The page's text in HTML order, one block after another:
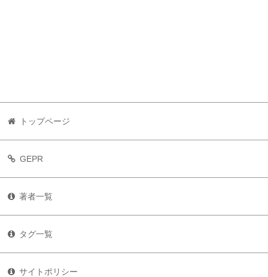
トップページ
GEPR
著者一覧
タグ一覧
サイトポリシー